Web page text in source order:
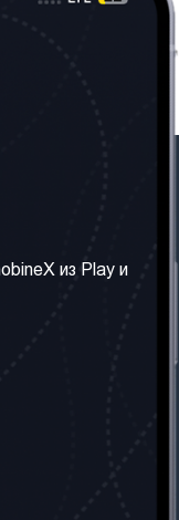
и Условия
задаваемые
сети
из Play и